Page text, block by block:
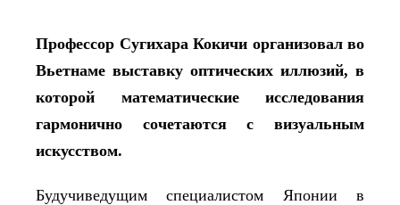
Профессор Сугихара Кокичи организовал во
Вьетнаме выставку оптических иллюзий, в
которой математические исследования
гармонично сочетаются с визуальным
искусством.
Будучиведущим специалистом Японии в